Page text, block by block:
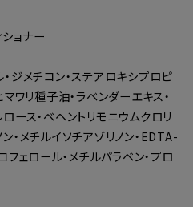
ョナー
ジメチコン・ステアロキシプロピ
ワリ種子油・ラベンダーエキス・
ース・ベヘントリモニウムクロリ
・メチルイソチアゾリノン・EDTA-
フェロール・メチルパラベン・プロ